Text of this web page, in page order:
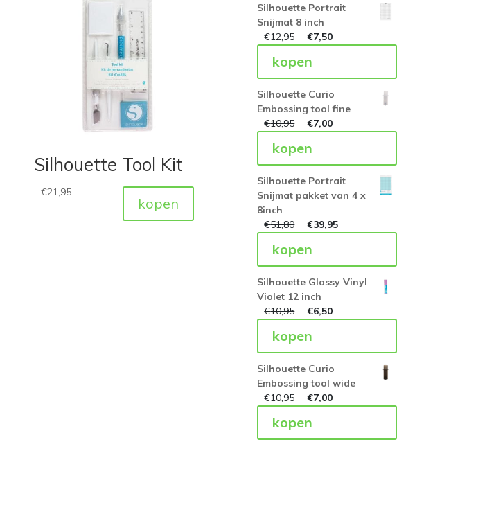
Silhouette Tool Kit
€21,95
kopen
Silhouette Portrait
Snijmat 8 inch
€12,95 €7,50
kopen
Silhouette Curio
Embossing tool fine
€10,95 €7,00
kopen
Silhouette Portrait
Snijmat pakket van 4 x
8inch
€51,80 €39,95
kopen
Silhouette Glossy Vinyl
Violet 12 inch
€10,95 €6,50
kopen
Silhouette Curio
Embossing tool wide
€10,95 €7,00
kopen